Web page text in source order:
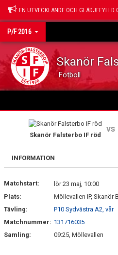
EN UTVECKLANDE OCH GLÄDJEFYLLD
P/F 2016
Skanör
Fotboll
KALENDER
MATCHER
BILDGALLERI
Skanör Falsterbo IF röd
vs
INFORMATION
Matchstart:
lör 23 maj, 10:00
Plats:
Möllevallen IP, Skanör
Tävling:
P10 Sydvästra A2, vår
Matchnummer: 131716035
Samling:
09:25, Möllevallen